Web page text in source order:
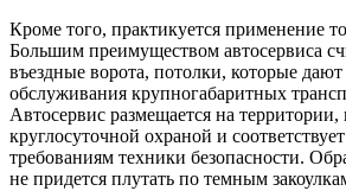
Кроме того, практикуется применение
Большим преимуществом автосервиса
въездные ворота, потолки, которые
обслуживания крупногабаритных
Автосервис размещается на
круглосуточной охраной и
требованиям техники безопасности.
не придется плутать по темным